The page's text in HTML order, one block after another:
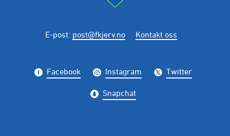
E-post: post@fkjerv.no Kontakt oss
Facebook Instagram Twitter
Snapchat